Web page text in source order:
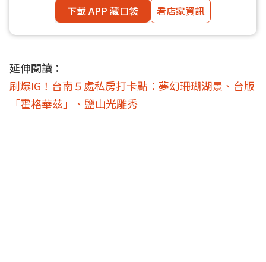
下載 APP 藏口袋
看店家資訊
延伸閱讀：
刷爆IG！台南５處私房打卡點：夢幻珊瑚湖景、台版
「霍格華茲」、鹽山光雕秀